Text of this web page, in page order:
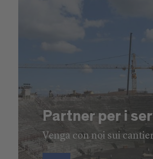
Partner per i
Venga con noi sui